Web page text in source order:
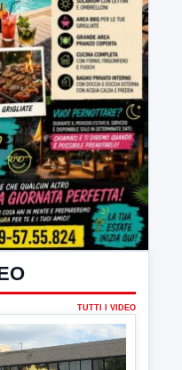
TUTTI I VIDEO
▶